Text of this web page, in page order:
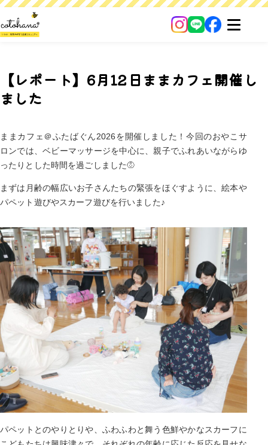
【レポート】6月12日ままカフェ開催し
ました
ままカフェ＠ふたばぐん2026を開催しました！今回のおやこサ
ロンでは、ベビーマッサージを中心に、親子でふれあいながらゆ
ったりとした時間を過ごしました
まずは月齢の幅広いお子さんたちの緊張をほぐすように、絵本や
パペット遊びやスカーフ遊びを行いました♪
パペットとのやりとりや、ふわふわと舞う色鮮やかなスカーフに